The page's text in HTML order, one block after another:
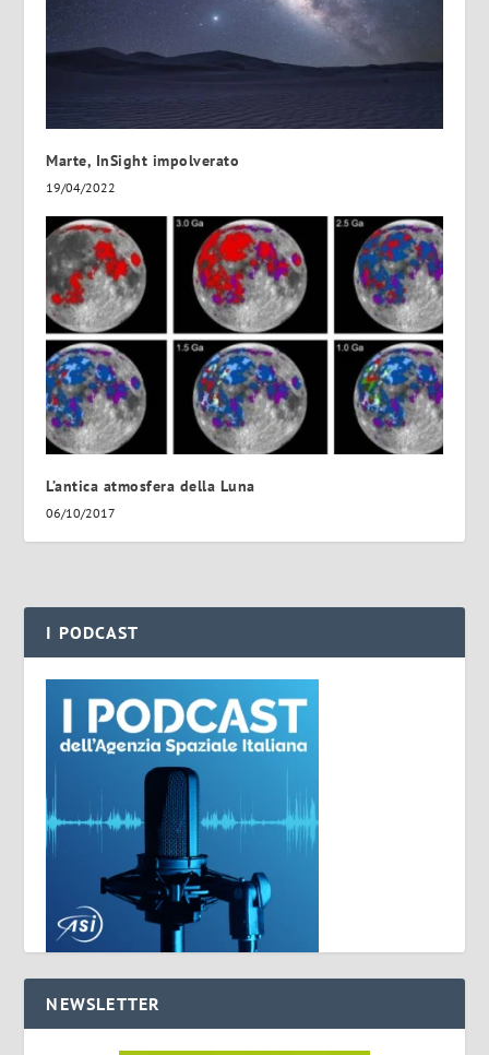
Marte, InSight impolverato
19/04/2022
L’antica atmosfera della Luna
06/10/2017
I PODCAST
NEWSLETTER